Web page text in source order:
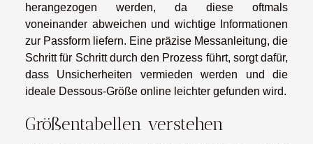
herangezogen werden, da diese oftmals
voneinander abweichen und wichtige Informationen
zur Passform liefern. Eine präzise Messanleitung, die
Schritt für Schritt durch den Prozess führt, sorgt dafür,
dass Unsicherheiten vermieden werden und die
ideale Dessous-Größe online leichter gefunden wird.
Größentabellen verstehen